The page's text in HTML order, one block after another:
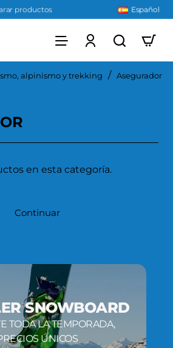
productos Español
alpinismo y trekking Asegurador
en esta categoría.
Continuar
SNOWBOARD
TODA LA TEMPORADA,
ÚNICOS